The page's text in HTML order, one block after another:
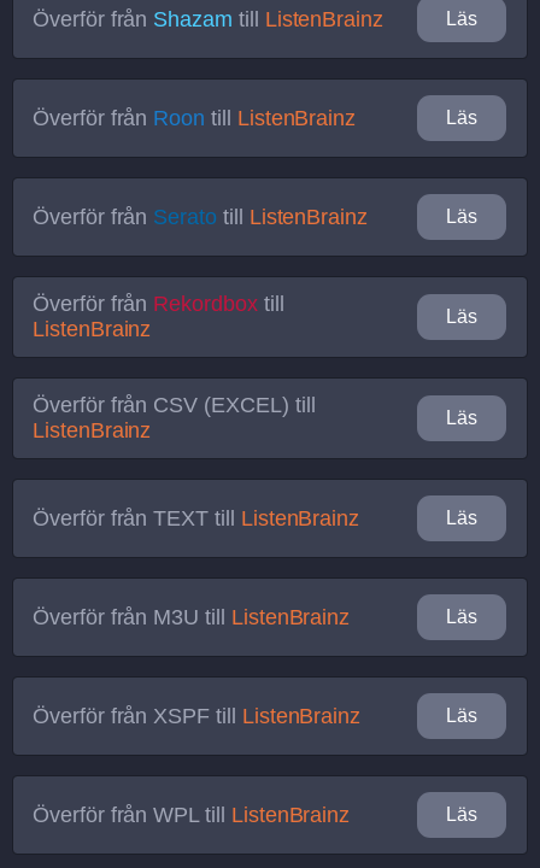
Överför från Shazam till ListenBrainz Läs
Överför från Roon till ListenBrainz Läs
Överför från Serato till ListenBrainz Läs
Överför från Rekordboxtill
ListenBrainz
Läs
Överför från CSV (EXCEL) till
ListenBrainz
Läs
Överför frånTEXT till ListenBrainz Läs
Överför från M3U till ListenBrainz Läs
Överför från XSPF till ListenBrainz Läs
Överför frånWPL till ListenBrainz Läs